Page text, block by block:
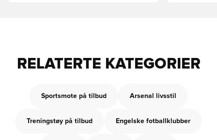
RELATERTE KATEGORIER
Sportsmote på tilbud Arsenal livsstil
Treningstøy på tilbud Engelske fotballklubber